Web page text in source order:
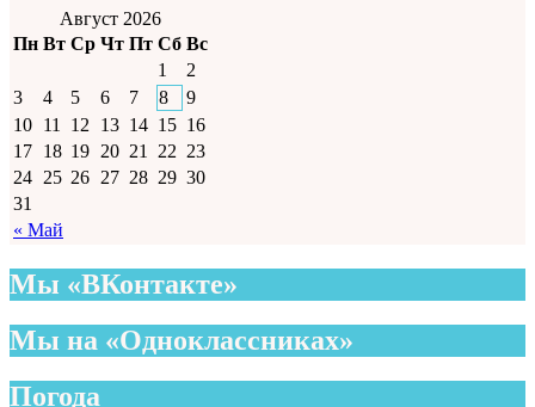
Август 2026
Пн Вт Ср Чт Пт Сб Вс
« Май
1
2
3
4 5 6 7 8
9
10 11 12 13 14 15 16
17 18 19 20 21 22 23
24 25 26 27 28 29 30
31
Мы «ВКонтакте»
Мы на «Одноклассниках»
Погода